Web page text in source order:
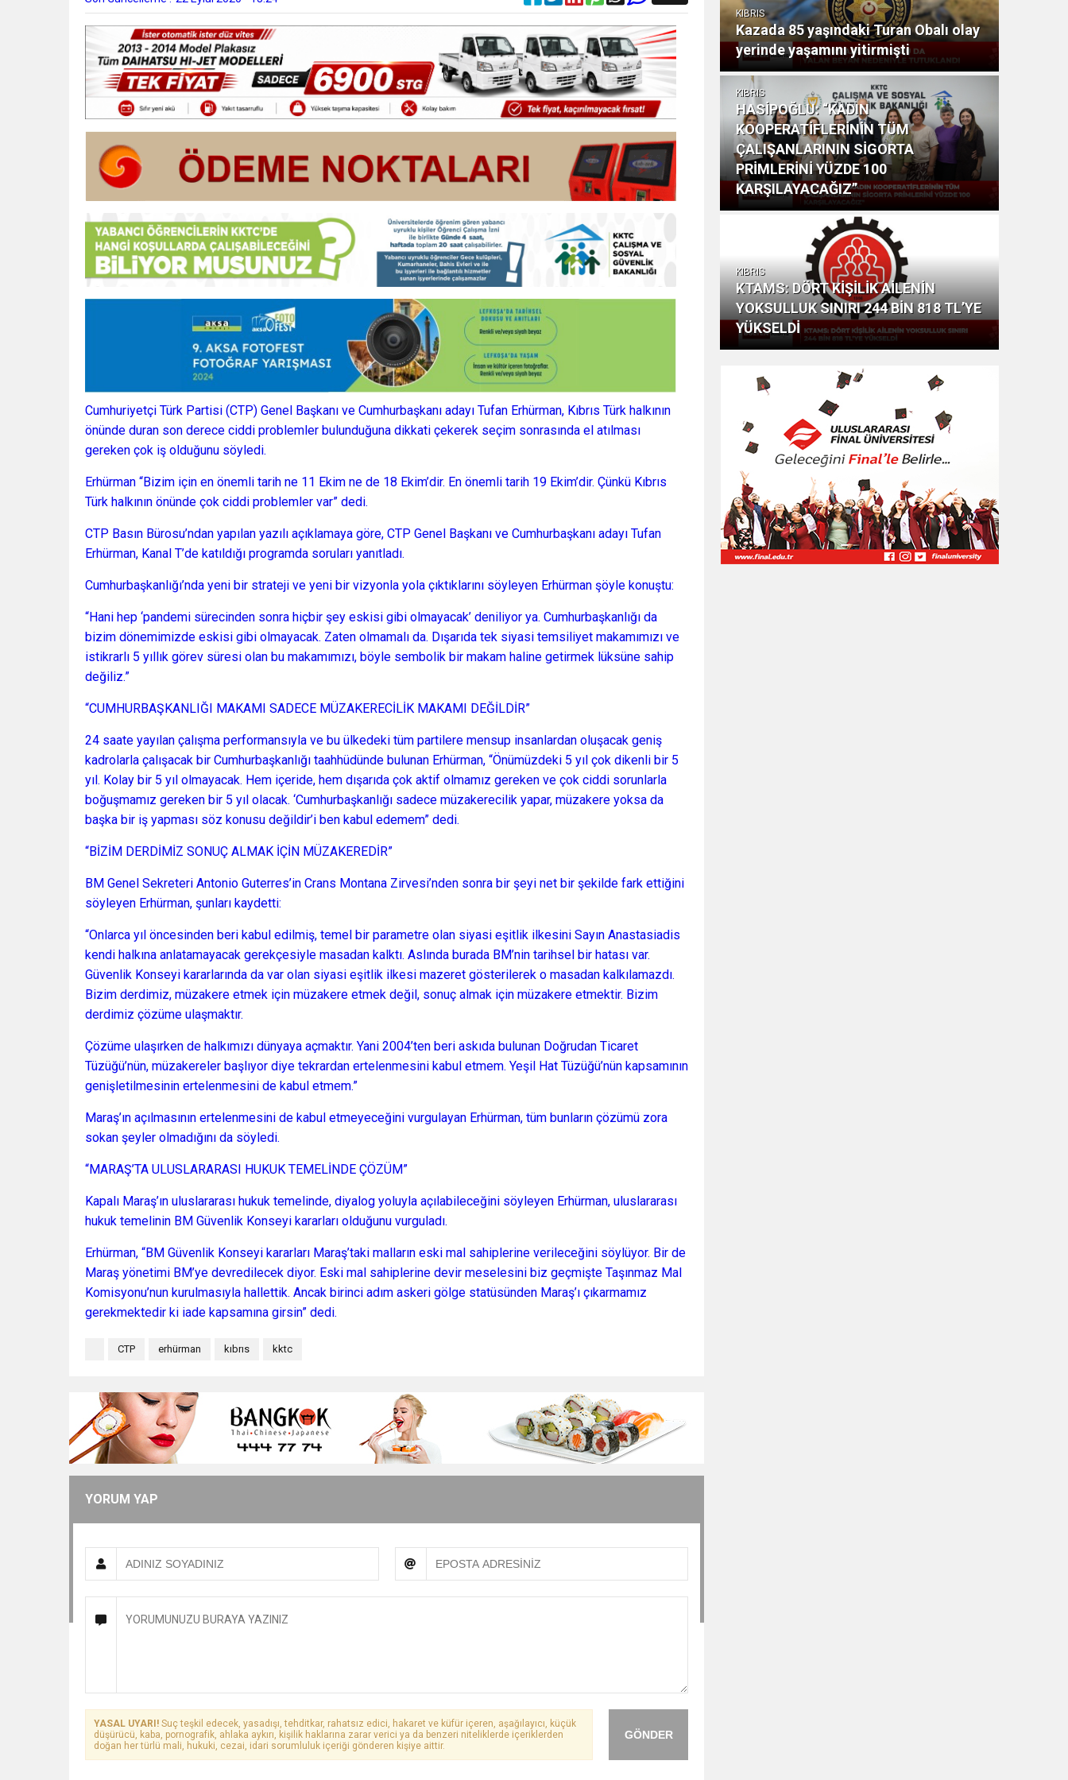
Cumhuriyetçi Türk Partisi (CTP) Genel Başkanı ve Cumhurbaşkanı adayı Tufan Erhürman, Kıbrıs Türk halkının
önünde duran son derece ciddi problemler bulunduğuna dikkati çekerek seçim sonrasında el atılması
gereken çok iş olduğunu söyledi.
Erhürman “Bizim için en önemli tarih ne 11 Ekim ne de 18 Ekim’dir. En önemli tarih 19 Ekim’dir. Çünkü Kıbrıs
Türk halkının önünde çok ciddi problemler var” dedi.
CTP Basın Bürosu’ndan yapılan yazılı açıklamaya göre, CTP Genel Başkanı ve Cumhurbaşkanı adayı Tufan
Erhürman, Kanal T’de katıldığı programda soruları yanıtladı.
Cumhurbaşkanlığı’nda yeni bir strateji ve yeni bir vizyonla yola çıktıklarını söyleyen Erhürman şöyle konuştu:
“Hani hep ‘pandemi sürecinden sonra hiçbir şey eskisi gibi olmayacak’ deniliyor ya. Cumhurbaşkanlığı da
bizim dönemimizde eskisi gibi olmayacak. Zaten olmamalı da. Dışarıda tek siyasi temsiliyet makamımızı ve
istikrarlı 5 yıllık görev süresi olan bu makamımızı, böyle sembolik bir makam haline getirmek lüksüne sahip
değiliz.”
“CUMHURBAŞKANLIĞI MAKAMI SADECE MÜZAKERECİLİK MAKAMI DEĞİLDİR”
24 saate yayılan çalışma performansıyla ve bu ülkedeki tüm partilere mensup insanlardan oluşacak geniş
kadrolarla çalışacak bir Cumhurbaşkanlığı taahhüdünde bulunan Erhürman, “Önümüzdeki 5 yıl çok dikenli bir 5
yıl. Kolay bir 5 yıl olmayacak. Hem içeride, hem dışarıda çok aktif olmamız gereken ve çok ciddi sorunlarla
boğuşmamız gereken bir 5 yıl olacak. ‘Cumhurbaşkanlığı sadece müzakerecilik yapar, müzakere yoksa da
başka bir iş yapması söz konusu değildir’i ben kabul edemem” dedi.
“BİZİM DERDİMİZ SONUÇ ALMAK İÇİN MÜZAKEREDİR”
BM Genel Sekreteri Antonio Guterres’in Crans Montana Zirvesi’nden sonra bir şeyi net bir şekilde fark ettiğini
söyleyen Erhürman, şunları kaydetti:
“Onlarca yıl öncesinden beri kabul edilmiş, temel bir parametre olan siyasi eşitlik ilkesini Sayın Anastasiadis
kendi halkına anlatamayacak gerekçesiyle masadan kalktı. Aslında burada BM’nin tarihsel bir hatası var.
Güvenlik Konseyi kararlarında da var olan siyasi eşitlik ilkesi mazeret gösterilerek o masadan kalkılamazdı.
Bizim derdimiz, müzakere etmek için müzakere etmek değil, sonuç almak için müzakere etmektir. Bizim
derdimiz çözüme ulaşmaktır.
Çözüme ulaşırken de halkımızı dünyaya açmaktır. Yani 2004’ten beri askıda bulunan Doğrudan Ticaret
Tüzüğü’nün, müzakereler başlıyor diye tekrardan ertelenmesini kabul etmem. Yeşil Hat Tüzüğü’nün kapsamının
genişletilmesinin ertelenmesini de kabul etmem.”
Maraş’ın açılmasının ertelenmesini de kabul etmeyeceğini vurgulayan Erhürman, tüm bunların çözümü zora
sokan şeyler olmadığını da söyledi.
“MARAŞ’TA ULUSLARARASI HUKUK TEMELİNDE ÇÖZÜM”
Kapalı Maraş’ın uluslararası hukuk temelinde, diyalog yoluyla açılabileceğini söyleyen Erhürman, uluslararası
hukuk temelinin BM Güvenlik Konseyi kararları olduğunu vurguladı.
Erhürman, “BM Güvenlik Konseyi kararları Maraş’taki malların eski mal sahiplerine verileceğini söylüyor. Bir de
Maraş yönetimi BM’ye devredilecek diyor. Eski mal sahiplerine devir meselesini biz geçmişte Taşınmaz Mal
Komisyonu’nun kurulmasıyla hallettik. Ancak birinci adım askeri gölge statüsünden Maraş’ı çıkarmamız
gerekmektedir ki iade kapsamına girsin” dedi.
CTP erhürman kıbrıs kktc
YORUM YAP
GÖNDER
YASAL UYARI! Suç teşkil edecek, yasadışı, tehditkar, rahatsız edici, hakaret ve küfür içeren, aşağılayıcı, küçük
düşürücü, kaba, pornografik, ahlaka aykırı, kişilik haklarına zarar verici ya da benzeri niteliklerde içeriklerden
doğan her türlü mali, hukuki, cezai, idari sorumluluk içeriği gönderen kişiye aittir.
KIBRIS
Kazada 85 yaşındaki Turan Obalı olay
yerinde yaşamını yitirmişti
KIBRIS
HASİPOĞLU: “KADIN
KOOPERATİFLERİNİN TÜM
ÇALIŞANLARININ SİGORTA
PRİMLERİNİ YÜZDE 100
KARŞILAYACAĞIZ”
KIBRIS
KTAMS: DÖRT KİŞİLİK AİLENİN
YOKSULLUK SINIRI 244 BİN 818 TL’YE
YÜKSELDİ